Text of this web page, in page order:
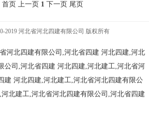
首页 上一页 1 下一页 尾页
2019 河北省河北四建有限公司 版权所有
河北四建有限公司,河北省四建 河北四建,河北
公司,河北省四建 河北四建,河北建工,河北省河
建 河北四建,河北建工,河北省河北四建有限公
北建工,河北省河北四建有限公司,河北省四建